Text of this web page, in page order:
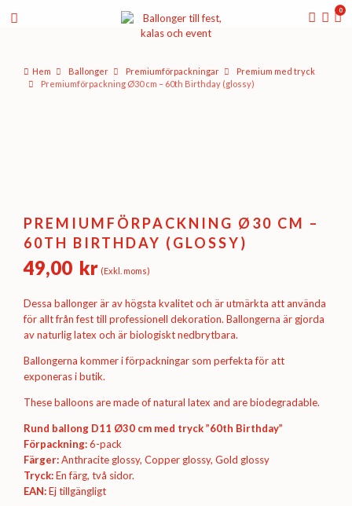
0
Hem Ballonger Premium­förpackningar
Premium med tryck
Premiumförpackning Ø30 cm – 60th Birthday (glossy)
PREMIUMFÖRPACKNING Ø30 CM –
60TH BIRTHDAY (GLOSSY)
49,00 kr (Exkl. moms)
Dessa ballonger är av högsta kvalitet och är utmärkta att använda
för allt från fest till professionell dekoration. Ballongerna är gjorda
av naturlig latex och är biologiskt nedbrytbara.
Ballongerna kommer i förpackningar som perfekta för att
exponeras i butik.
These balloons are made of natural latex and are biodegradable.
Rund ballong D11 Ø30 cm med tryck ”60th Birthday”
Förpackning:6-pack
Färger:Anthracite glossy, Copper glossy, Gold glossy
Tryck:En färg, två sidor.
EAN:Ej tillgängligt